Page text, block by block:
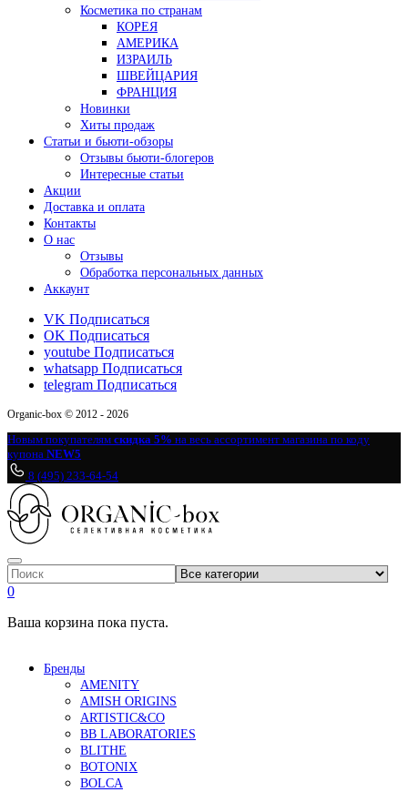
Косметика по странам
КОРЕЯ
АМЕРИКА
ИЗРАИЛЬ
ШВЕЙЦАРИЯ
ФРАНЦИЯ
Новинки
Хиты продаж
Статьи и бьюти-обзоры
Отзывы бьюти-блогеров
Интересные статьи
Акции
Доставка и оплата
Контакты
О нас
Отзывы
Обработка персональных данных
Аккаунт
VK Подписаться
OK Подписаться
youtube Подписаться
whatsapp Подписаться
telegram Подписаться
Organic-box © 2012 - 2026
Новым покупателям скидка 5% на весь ассортимент магазина по коду
купона NEW5
8 (495) 233-64-54
0
Ваша корзина пока пуста.
Бренды
AMENITY
AMISH ORIGINS
ARTISTIC&CO
BB LABORATORIES
BLITHE
BOTONIX
BOLCA